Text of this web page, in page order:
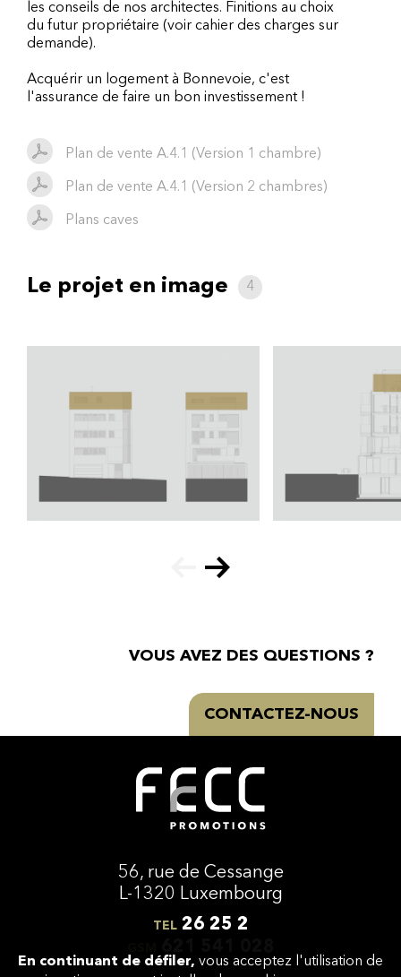
les conseils de nos architectes. Finitions au choix
du futur propriétaire (voir cahier des charges sur
demande).
Acquérir un logement à Bonnevoie, c'est
l'assurance de faire un bon investissement !
Plan de vente A.4.1 (Version 1 chambre)
Plan de vente A.4.1 (Version 2 chambres)
Plans caves
Le projet en image 4
VOUS AVEZ DES QUESTIONS ?
CONTACTEZ-NOUS
56, rue de Cessange
L-1320 Luxembourg
TEL26 25 2
En continuant de défiler, vous acceptez l'utilisation de